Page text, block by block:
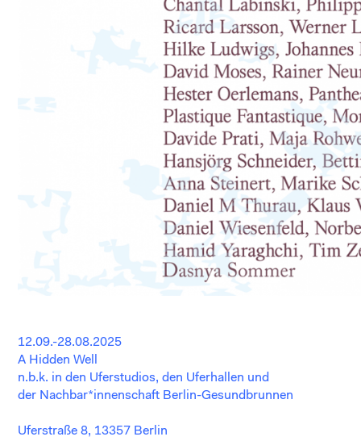
12.09.-28.08.2025
A Hidden Well
n.b.k. in den Uferstudios, den Uferhallen und
der Nachbar*innenschaft Berlin-Gesundbrunnen
Uferstraße 8, 13357 Berlin